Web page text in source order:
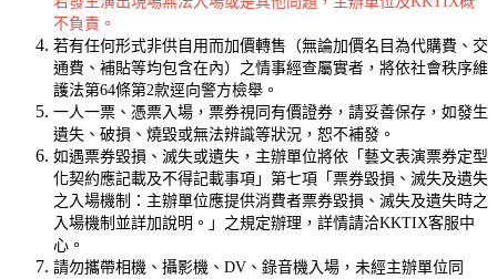
不負責。
若有任何形式非供自用而加價轉售（無論加價名目為代購費、交
通費、補貼等均包含在內）之情事經查屬實者，將依社會秩序維
護法第64條第2款逕向警方檢舉。
一人一票、憑票入場，票券視同有價證券，請妥善保存，如發生
遺失、破損、燒毀或無法辨識等狀況，恕不補發。
如遇票券毀損、滅失或遺失，主辦單位將依「藝文表演票券定型
化契約應記載及不得記載事項」第七項「票券毀損、滅失及遺失
之入場機制：主辦單位應提供消費者票券毀損、滅失及遺失時之
入場機制並詳加說明。」之規定辦理，詳情請洽KKTIX客服中
心。
請勿攜帶相機、攝影機、DV、錄音機入場，未經主辦單位同